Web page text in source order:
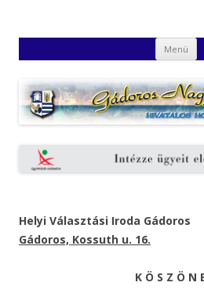
Menü a
Helyi Választási Iroda Gádoros
Gádoros, Kossuth u. 16.
K Ö S Z Ö N